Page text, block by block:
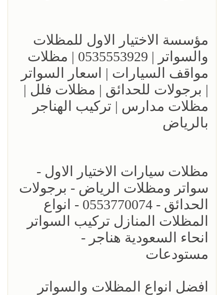
مؤسسة الاختيار الاول للمظلات
والسواتر | 0535553929 | مظلات
مواقف السيارات | اسعار السواتر
| برجولات للحدائق | مظلات فلل |
مظلات مدارس | تركيب الهناجر
بالرياض
مظلات سيارات الاختيار الاول -
سواتر ومظلات الرياض - برجولات
الحدائق - 0553770074 - انواع
المظلات المنازل تركيب السواتر
انحاء السعودية هناجر -
مستودعات
افضل انواع المظلات والسواتر